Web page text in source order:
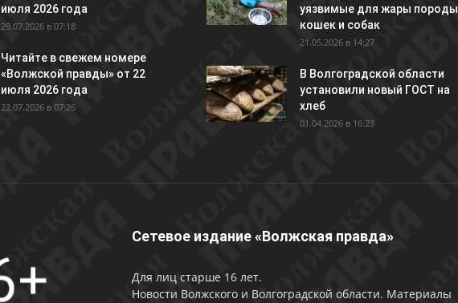
июля 2026 года
29.07.2026 в 07:18
Читайте в свежем номере
«Волжской правды» от 22
июля 2026 года
22.07.2026 в 07:26
уязвимые для жары породы
кошек и собак
21.05.2026 в 14:27
В Волгоградской области
установили новый ГОСТ на
хлеб
01.04.2026 в 16:23
Сетевое издание «Волжская правда»
Для лиц старше 16 лет.
Новости Волжского и Волгоградской области. Материалы